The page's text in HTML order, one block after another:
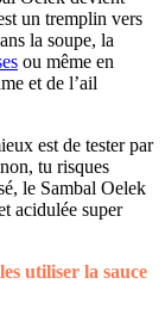
un tremplin vers
la soupe, la
ou même en
et de l’ail
est de tester par
tu risques
le Sambal Oelek
acidulée super
utiliser la sauce